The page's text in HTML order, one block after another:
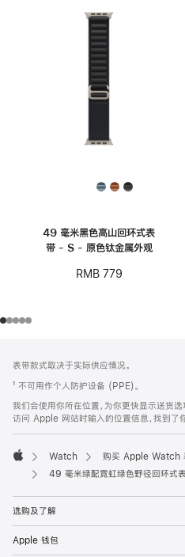
49 毫米黑色高山回环式表
带 - S - 原色钛金属外观
RMB 779
页
页
脚
注
表带款式取决于实际供应情况。
¹ 不可用作个人防护设备 (PPE)。
我们会使用你所在位置，为你更快显示送货
访问 Apple 网站时输入的位置信息，找到了
Apple
Watch
购买 Apple Watch
49 毫米绿配霓虹绿色野径回环式
选购及了解
Apple 钱包